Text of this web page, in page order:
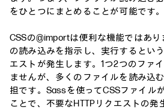
をひとつにまとめることが可能です。
CSSの@importは便利な機能ではあ
の読み込みを指示し、実行するとい
エストが発生します。1つ2つのファ
ませんが、多くのファイルを読み込
担です。Sassを使ってCSSファイル
ことで、不要なHTTPリクエストの発